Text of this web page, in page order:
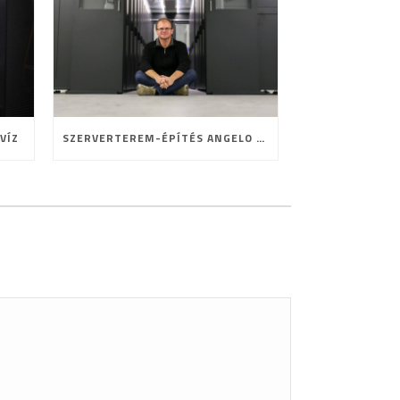
SZERVERTEREM-ÉPÍTÉS ANGELO MÓDRA